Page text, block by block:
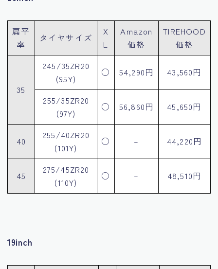
扁平
率
タイヤサイズ
X
L
Amazon
価格
TIREHOOD
価格
35
245/35ZR20
(95Y)
○ 54,290円 43,560円
255/35ZR20
(97Y)
○ 56,860円 45,650円
40
255/40ZR20
(101Y)
○ – 44,220円
45
275/45ZR20
(110Y)
○ – 48,510円
19inch